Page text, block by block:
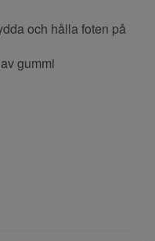
och hålla foten på
gummi